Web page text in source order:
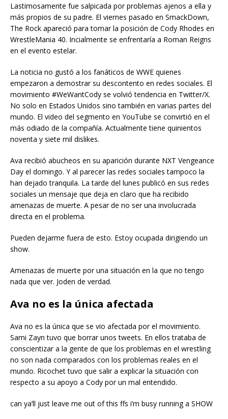
Lastimosamente fue salpicada por problemas ajenos a ella y
más propios de su padre. El viernes pasado en SmackDown,
The Rock apareció para tomar la posición de Cody Rhodes en
WrestleMania 40. Incialmente se enfrentaría a Roman Reigns
en el evento estelar.
La noticia no gustó a los fanáticos de WWE quienes
empezaron a demostrar su descontento en redes sociales. El
movimiento #WeWantCody se volvió tendencia en Twitter/X.
No solo en Estados Unidos sino también en varias partes del
mundo. El video del segmento en YouTube se convirtió en el
más odiado de la compañía. Actualmente tiene quinientos
noventa y siete mil dislikes.
Ava recibió abucheos en su aparición durante NXT Vengeance
Day el domingo. Y al parecer las redes sociales tampoco la
han dejado tranquila. La tarde del lunes publicó en sus redes
sociales un mensaje que deja en claro que ha recibido
amenazas de muerte. A pesar de no ser una involucrada
directa en el problema.
Pueden dejarme fuera de esto. Estoy ocupada dirigiendo un
show.
Amenazas de muerte por una situación en la que no tengo
nada que ver. Joden de verdad.
Ava no es la única afectada
Ava no es la única que se vio afectada por el movimiento.
Sami Zayn tuvo que borrar unos tweets. En ellos trataba de
conscientizar a la gente de que los problemas en el wrestling
no son nada comparados con los problemas reales en el
mundo. Ricochet tuvo que salir a explicar la situación con
respecto a su apoyo a Cody por un mal entendido.
can ya’ll just leave me out of this ffs i’m busy running a SHOW